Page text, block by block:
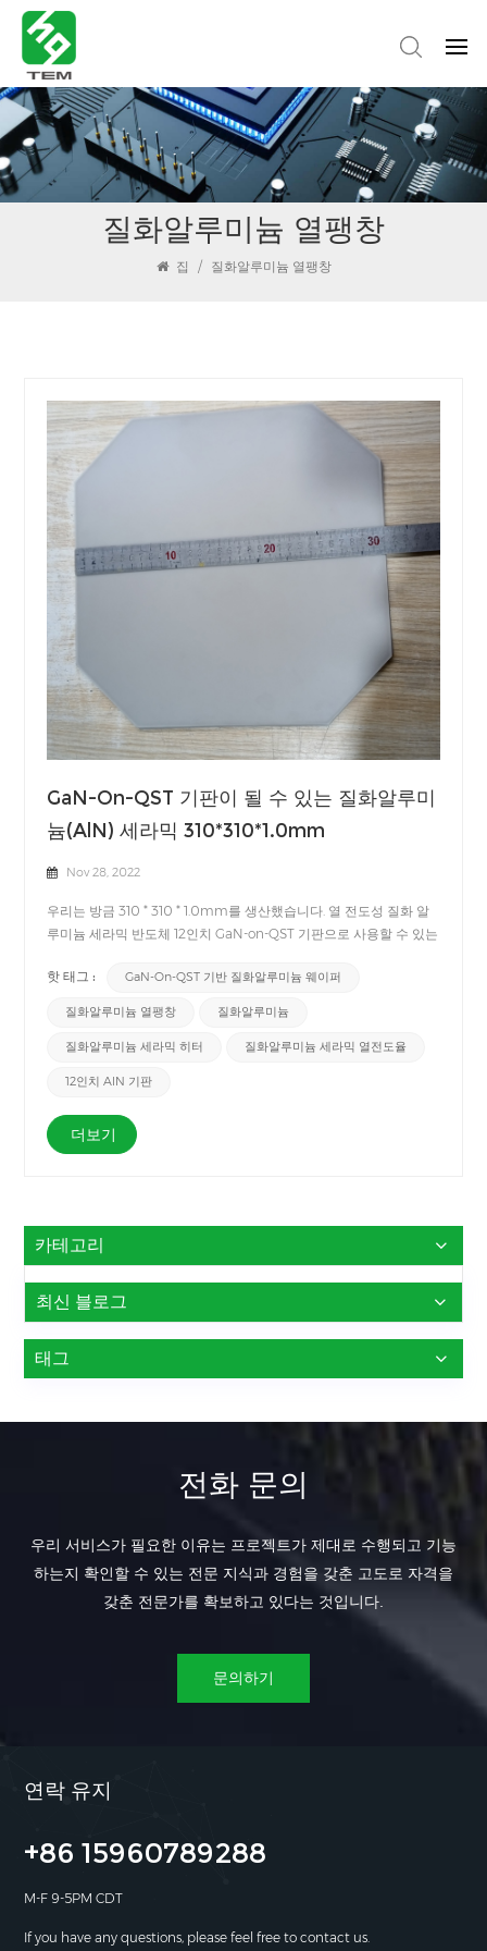
질화알루미늄 열팽창
집 / 질화알루미늄 열팽창
GaN-On-QST 기판이 될 수 있는 질화알루미
늄(AlN) 세라믹 310*310*1.0mm
Nov 28, 2022
우리는 방금 310 * 310 * 1.0mm를 생산했습니다. 열 전도성 질화 알
루미늄 세라믹 반도체 12인치 GaN-on-QST 기판으로 사용할 수 있는
기판 기술"의 약어로, GaN 열팽창 계수와 유사한 특성을 가지고 있습
니다. 기본 기판이 되는 GaN-on-QST 질화알루미늄 세라믹 시트 .아
장점을 가지며 비용은 GaN/Si 기판보다 저렴합니다.가까운 미래에
핫 태그 : GaN-On-QST 기반 질화알루미늄 웨이퍼
질화알루미늄 열팽창 질화알루미늄
질화알루미늄 세라믹 히터 질화알루미늄 세라믹 열전도율
12인치 AlN 기판
더보기
카테고리
최신 블로그
태그
전화 문의
우리 서비스가 필요한 이유는 프로젝트가 제대로 수행되고 기능
하는지 확인할 수 있는 전문 지식과 경험을 갖춘 고도로 자격을
갖춘 전문가를 확보하고 있다는 것입니다.
문의하기
연락 유지
+86 15960789288
M-F 9-5PM CDT
If you have any questions, please feel free to contact us.